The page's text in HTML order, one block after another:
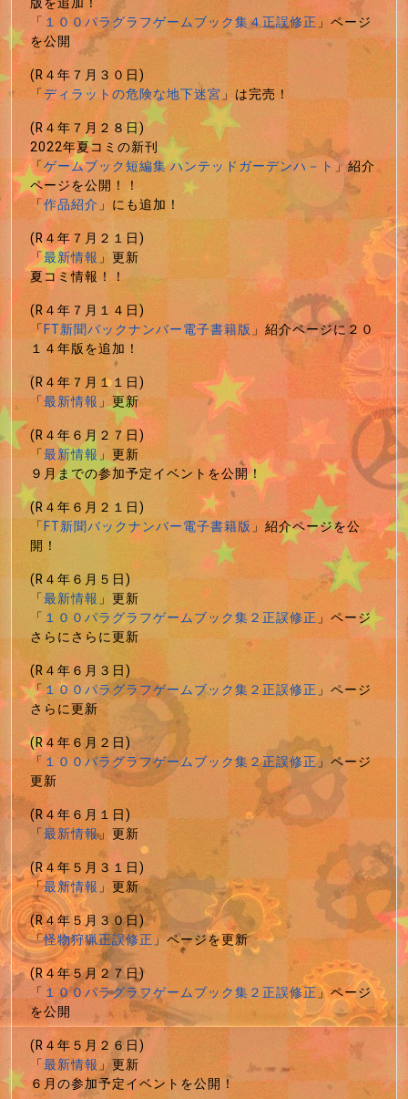
「 １００パラグラフゲームブック集４正誤修正」ページ
を公開
(R４年７月３０日)
「ディラットの危険な地下迷宮」は完売！
(R４年７月２８日)
2022年夏コミの新刊
「ゲームブック短編集 ハンテッドガーデンハ－ト 」紹介
ページを公開！！
「作品紹介」にも追加！
(R４年７月２１日)
「最新情報」更新
夏コミ情報！！
(R４年７月１４日)
「FT新聞バックナンバー電子書籍版」紹介ページに２０
１４年版を追加！
(R４年７月１１日)
「最新情報」更新
(R４年６月２７日)
「最新情報」更新
９月までの参加予定イベントを公開！
(R４年６月２１日)
「FT新聞バックナンバー電子書籍版」紹介ページを公
開！
(R４年６月５日)
「最新情報」更新
「 １００パラグラフゲームブック集２正誤修正」ページ
さらにさらに更新
(R４年６月３日)
「１００パラグラフゲームブック集２正誤修正」ページ
さらに更新
(R４年６月２日)
「１００パラグラフゲームブック集２正誤修正」ページ
更新
(R４年６月１日)
「最新情報」更新
(R４年５月３１日)
「最新情報」更新
(R４年５月３０日)
「怪物狩猟正誤修正」ページを更新
(R４年５月２７日)
「 １００パラグラフゲームブック集２正誤修正」ページ
を公開
(R４年５月２６日)
「最新情報」更新
６月の参加予定イベントを公開！